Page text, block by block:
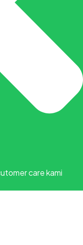
care kami